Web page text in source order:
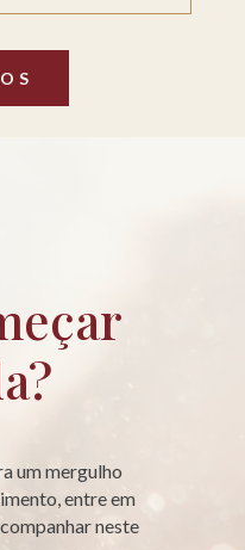
um mergulho
entre em
neste